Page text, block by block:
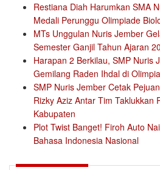
Restiana Diah Harumkan SMA
Medali Perunggu Olimpiade
MTs Unggulan Nuris Jember
Semester Ganjil Tahun Ajaran
Harapan 2 Berkilau, SMP Nuris
Gemilang Raden Ihdal di
SMP Nuris Jember Cetak
Rizky Aziz Antar Tim Taklukkan
Kabupaten
Plot Twist Banget! Firoh Auto
Bahasa Indonesia Nasional